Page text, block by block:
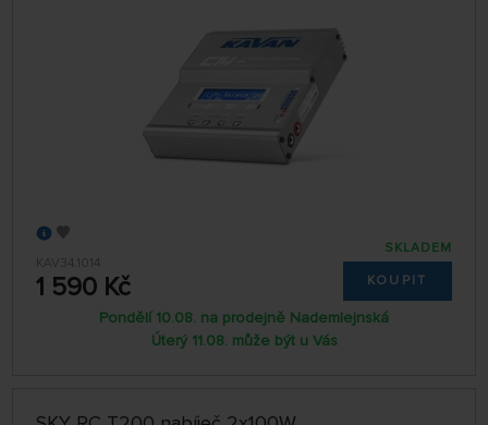
KAV34.1014
1 590 Kč
SKLADEM
KOUPIT
Pondělí 10.08. na prodejně Nademlejnská
Úterý 11.08. může být u Vás